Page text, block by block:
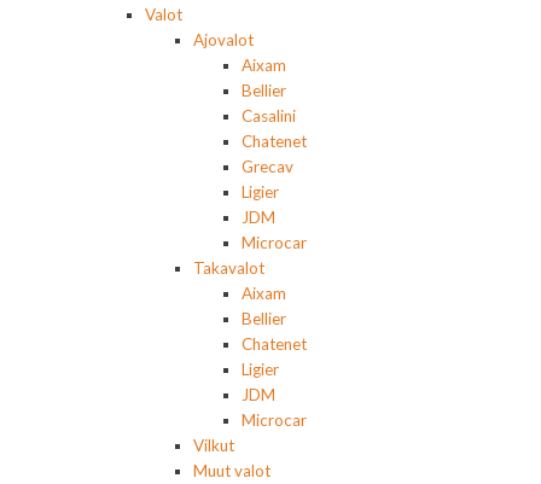
Valot
Ajovalot
Aixam
Bellier
Casalini
Chatenet
Grecav
Ligier
JDM
Microcar
Takavalot
Aixam
Bellier
Chatenet
Ligier
JDM
Microcar
Vilkut
Muut valot